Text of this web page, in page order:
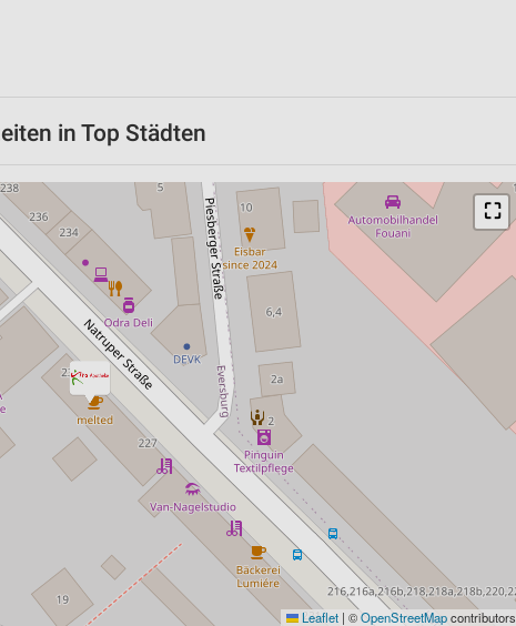
in Top Städten
⛶
Leaflet | ©OpenStreetMapcontributors